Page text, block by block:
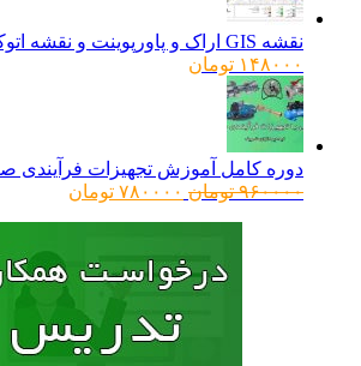
نقشه GIS اراک و پاورپوینت و نقشه اتوکد طرح جامع اراک
۱۴۸۰۰۰ تومان
دوره کامل آموزش تجهیزات فرآیندی صنعتی
۹۶۰۰۰۰ تومانقیمت
بود.
۷۸۰۰۰۰ تومانقیمت